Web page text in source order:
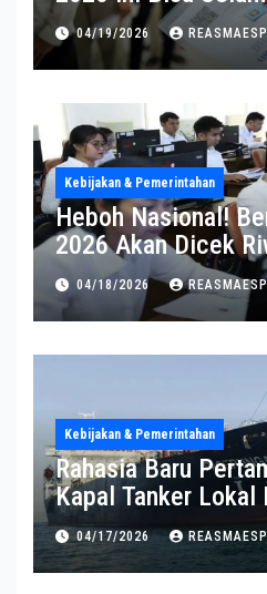
Diskualifikasi
04/19/2026
Kebijakan & Pemerintahan
Heboh Nasional!
2026 Akan Dicek
Pernyataan BKN
04/18/2026
Kebijakan & Pemerintahan
Rahasia Baru
Kapal Tanker
RI Makin Kuat
04/17/2026